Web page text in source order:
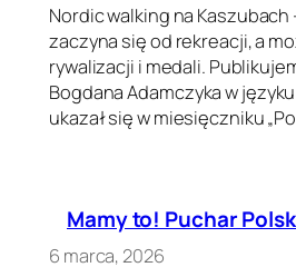
Nordic walking na
zaczyna się od rekreacji, a
rywalizacji i medali.
Bogdana Adamczyka w
ukazał się w miesięczniku
Mamy to! Puchar
6 marca, 2026